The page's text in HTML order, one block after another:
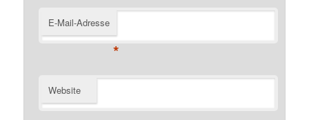
E-Mail-Adresse
*
Website